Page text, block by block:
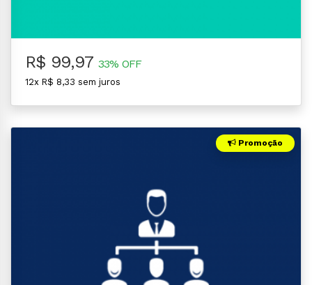
R$ 99,97 33% OFF
12x R$ 8,33 sem juros
Promoção